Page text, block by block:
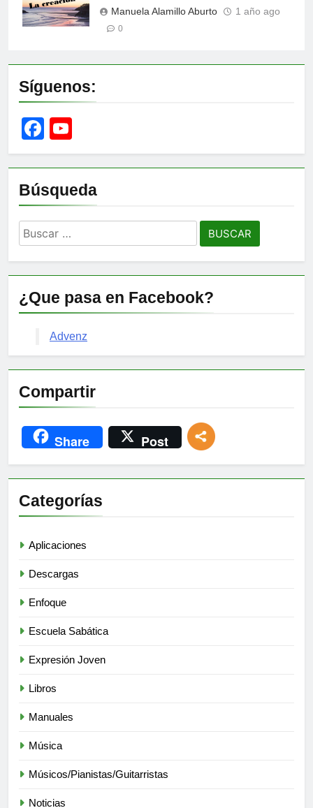
Manuela Alamillo Aburto 1 año ago
0
Síguenos:
Facebook
Channel
Búsqueda
Buscar:
¿Que pasa en Facebook?
Advenz
Compartir
Share Post
Categorías
Aplicaciones
Descargas
Enfoque
Escuela Sabática
Expresión Joven
Libros
Manuales
Música
Músicos/Pianistas/Guitarristas
Noticias